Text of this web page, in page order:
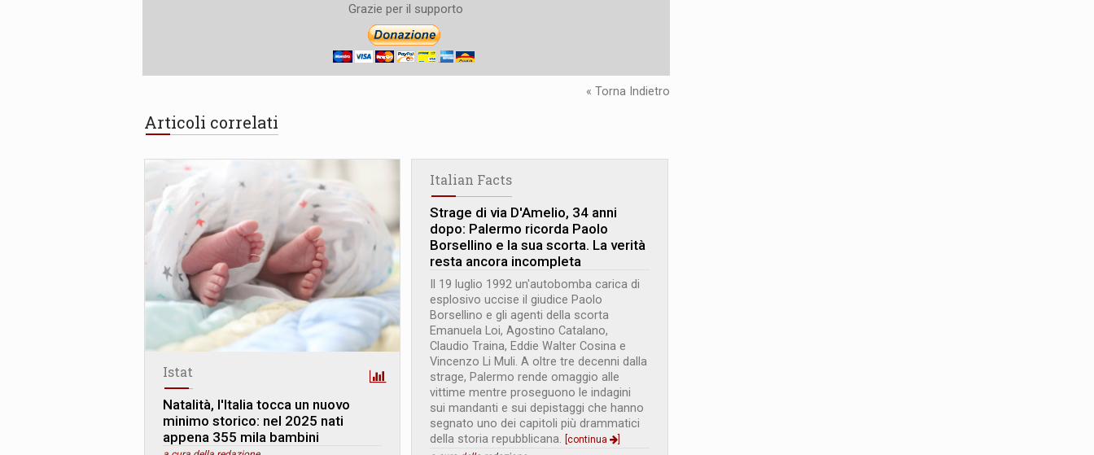
Grazie per il supporto
« Torna Indietro
Articoli correlati
Istat
Natalità, l'Italia tocca un nuovo
minimo storico: nel 2025 nati
appena 355 mila bambini
Italian Facts
Strage di via D'Amelio, 34 anni
dopo: Palermo ricorda Paolo
Borsellino e la sua scorta. La verità
resta ancora incompleta
Il 19 luglio 1992 un'autobomba carica di
esplosivo uccise il giudice Paolo
Borsellino e gli agenti della scorta
Emanuela Loi, Agostino Catalano,
Claudio Traina, Eddie Walter Cosina e
Vincenzo Li Muli. A oltre tre decenni dalla
strage, Palermo rende omaggio alle
vittime mentre proseguono le indagini
sui mandanti e sui depistaggi che hanno
segnato uno dei capitoli più drammatici
della storia repubblicana. [continua